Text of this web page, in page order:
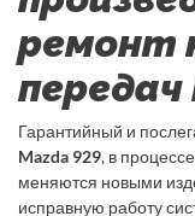
ремонт
передач
Гарантийный и
Mazda 929, в
меняются новыми
исправную работу